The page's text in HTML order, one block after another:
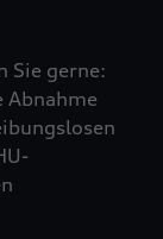
Sie gerne: